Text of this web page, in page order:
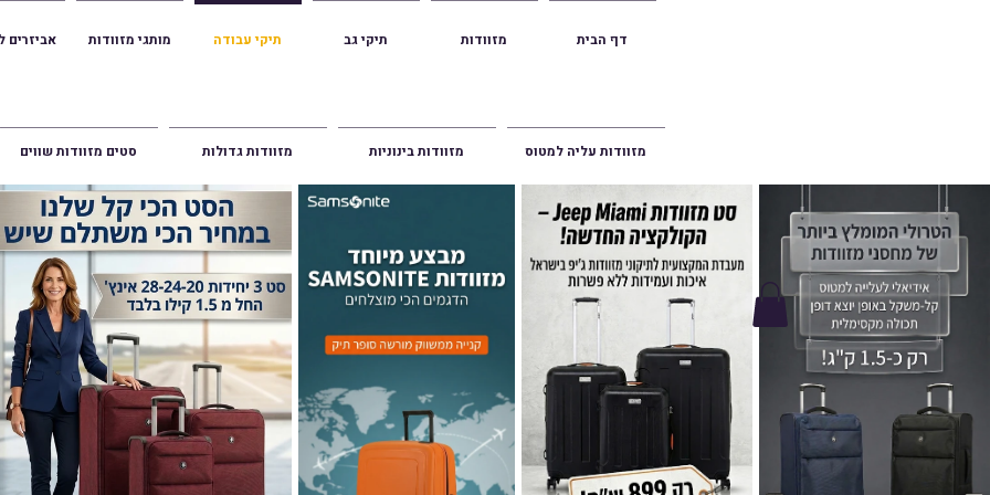
אביזרים מותגי מזוודות תיקי עבודה תיקי גב מזוודות דף הבית
סטים מזוודות שווים מזוודות גדולות מזוודות בינוניות מזוודות עליה למטוס